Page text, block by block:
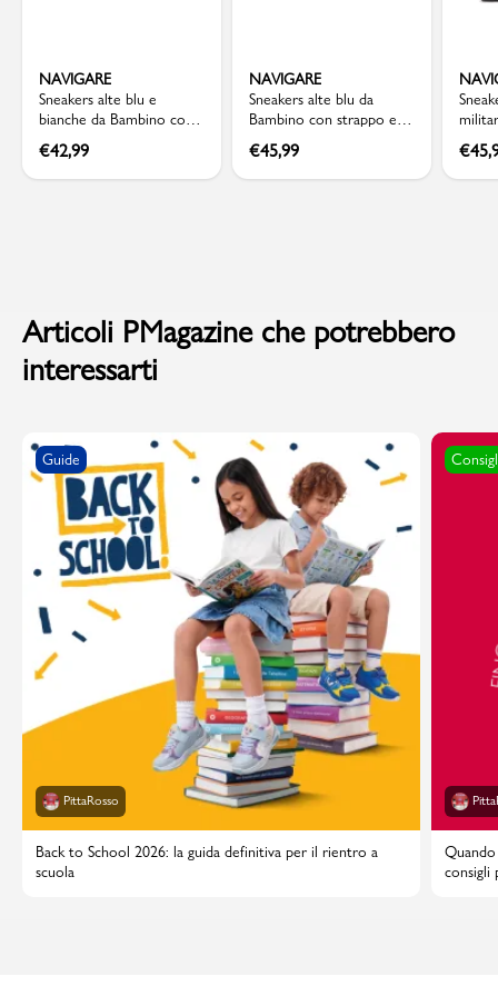
NAVIGARE
Sneakers alte blu e
bianche da Bambino con
strappo Navigare
€42,99
NAVIGARE
Sneakers alte blu da
Bambino con strappo e
inserti arancioni Navigare
€45,99 €
Articoli PMagazine che potrebbero
interessarti
Guide
PittaRosso
Back to School 2026: la guida definitiva per il rientro a
scuola
consigli